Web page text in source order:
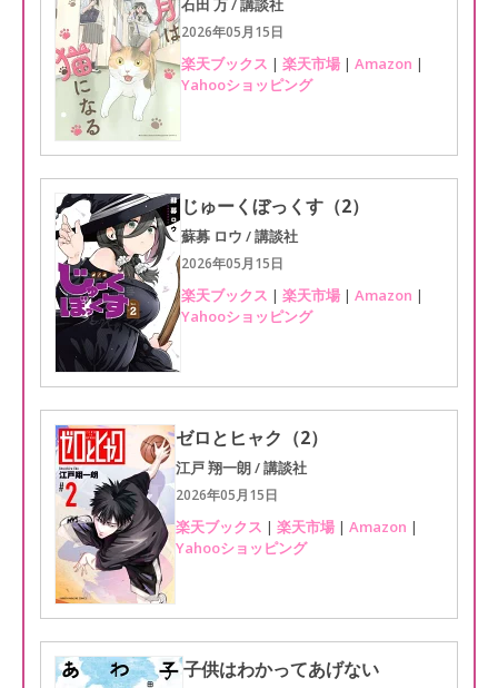
石田 万 / 講談社
2026年05月15日
楽天ブックス | 楽天市場 | Amazon |
Yahooショッピング
じゅーくぼっくす（2）
蘇募 ロウ / 講談社
2026年05月15日
楽天ブックス | 楽天市場 | Amazon |
Yahooショッピング
ゼロとヒャク（2）
江戸 翔一朗 / 講談社
2026年05月15日
楽天ブックス | 楽天市場 | Amazon |
Yahooショッピング
子供はわかってあげない